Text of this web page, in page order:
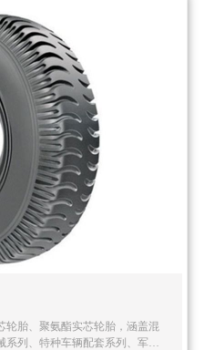
胎、聚氨酯实芯轮胎，涵盖混
系列、特种车辆配套系列、军用